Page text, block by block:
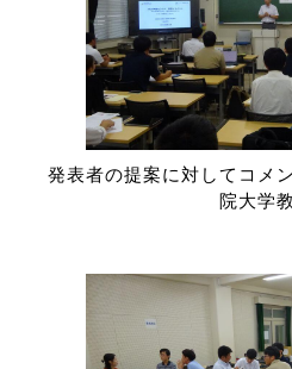
発表者の提案に対してコメ
院大学